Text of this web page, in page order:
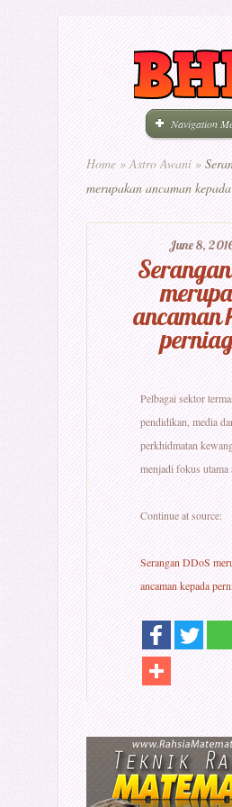
Navigation
Home » Astro Awani »
merupakan ancaman
June 8,
ancaman
Pelbagai sektor
pendidikan, media
perkhidmatan
menjadi fokus utama
Continue at source:
Serangan DDoS
ancaman kepada